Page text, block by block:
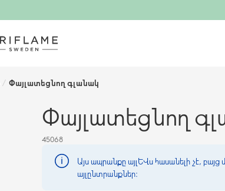
/ Փայլատեցնող գլանակ
Փայլատեցնող
45068
Այս ապրանքը այլևս հասանելի չէ,
այլընտրանքներ։